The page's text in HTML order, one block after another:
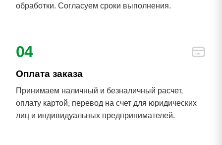
обработки. Согласуем сроки выполнения.
04
Оплата заказа
Принимаем наличный и безналичный расчет,
оплату картой, перевод на счет для юридических
лиц и индивидуальных предпринимателей.